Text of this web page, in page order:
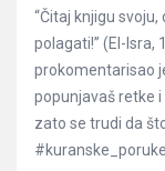
“Čitaj knjigu
polagati!” (El-
prokomentarisao
popunjavaš retke
zato se trudi da
#kuranske_poruke